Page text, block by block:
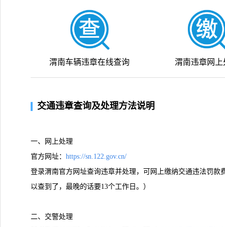
渭南车辆违章在线查询 渭南违章网上
交通违章查询及处理方法说明
一、网上处理
官方网址： https://sn.122.gov.cn/
登录渭南官方网址查询违章并处理，可网上缴纳交通违法罚
以查到了，最晚的话要13个工作日。）
二、交警处理